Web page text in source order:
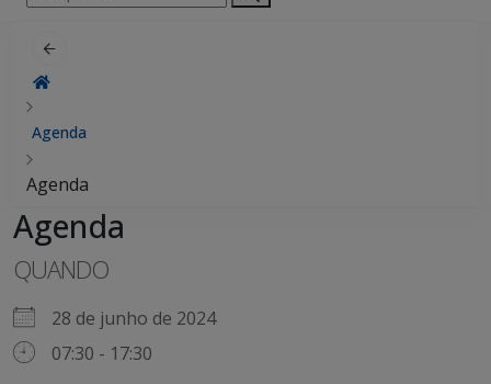
por:
Agenda
Agenda
Agenda
QUANDO
28 de junho de 2024
07:30 - 17:30